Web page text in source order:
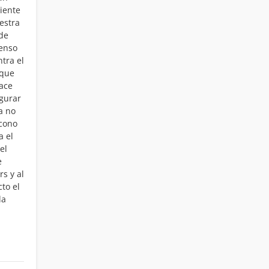
el
no
el
y al
el